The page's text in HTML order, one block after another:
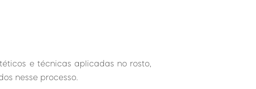
e técnicas aplicadas no rosto,
nesse processo.